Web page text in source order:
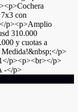
con
p><p>Amplio
310.000
y cuotas a
p>
p><p><br></p>
-</p>